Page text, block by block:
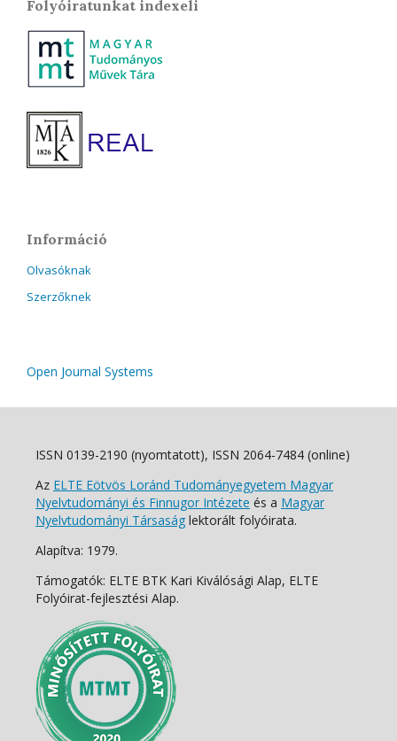
Folyóiratunkat indexeli
Információ
Olvasóknak
Szerzőknek
Open Journal Systems
ISSN 0139-2190 (nyomtatott), ISSN 2064-7484 (online)
Az ELTE Eötvös Loránd Tudományegyetem Magyar
Nyelvtudományi és Finnugor Intézete és a Magyar
Nyelvtudományi Társaság lektorált folyóirata.
Alapítva: 1979.
Támogatók: ELTE BTK Kari Kiválósági Alap, ELTE
Folyóirat-fejlesztési Alap.